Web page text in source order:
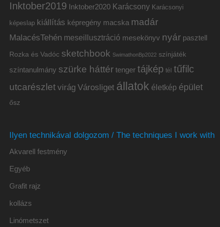
Inktober2019 Inktober2020 Karácsony Karácsonyi
képeslap kiállítás képregény macska madár
MalacésTehén meseillusztráció mesekönyv nyár pasztell
Rozka és Vadóc sketchbook SwimathonBp2022 színjáték
színtanulmány szürke háttér tenger tájkép tél tűfilc
utcarészlet virág Városliget állatok életkép épület
ősz
Ilyen technikával dolgozom / The techniques I work with
Akvarell festmény
Egyéb
Grafit rajz
kollázs
Linómetszet